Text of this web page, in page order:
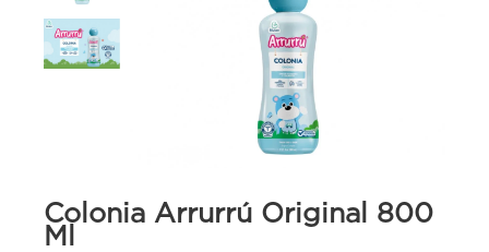
Colonia Arrurrú Original 800
Ml